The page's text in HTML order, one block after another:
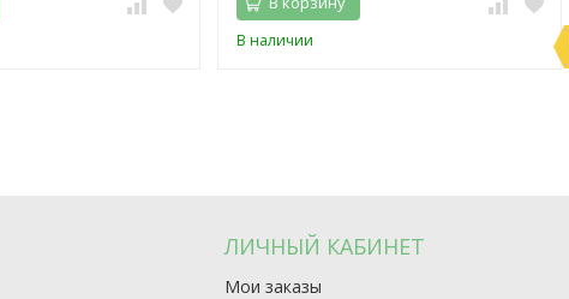
В наличии
ЛИЧНЫЙ КАБИНЕТ
Мои заказы